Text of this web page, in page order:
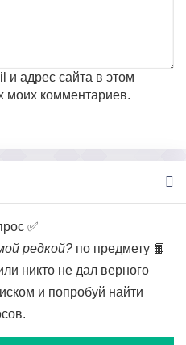
и адрес сайта в этом
моих комментариев.
✅
редкой? по предмету 📙
никто не дал верного
и попробуй найти